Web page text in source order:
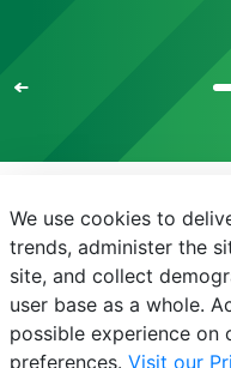
E-mail
We use cookies to
trends, administer the
site, and collect
user base as a whole.
possible experience on
preferences. Visit our